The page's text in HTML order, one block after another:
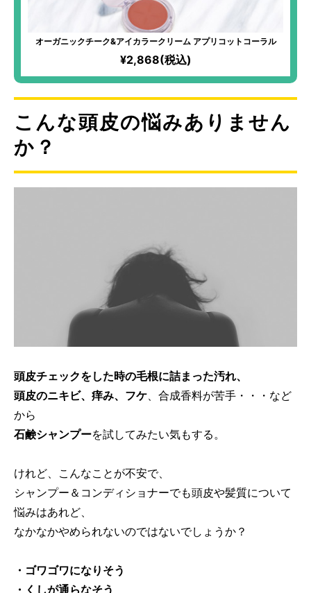
オーガニックチーク&アイカラークリーム アプリコットコーラル
¥2,868(税込)
こんな頭皮の悩みありません
か？
頭皮チェックをした時の毛根に詰まった汚れ、
頭皮のニキビ、痒み、フケ 、合成香料が苦手・・・など
から
石鹸シャンプーを試してみたい気もする。
けれど、こんなことが不安で、
シャンプー＆コンディショナーでも頭皮や髪質について
悩みはあれど、
なかなかやめられないのではないでしょうか？
・ゴワゴワになりそう
・くしが通らなそう